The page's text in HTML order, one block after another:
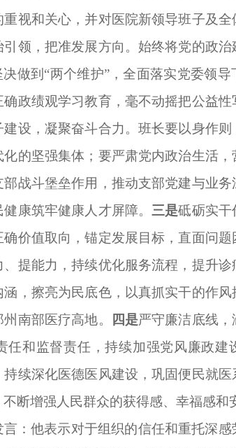
视和关心，并对医院新领导班子及全
引领，把准发展方向。始终将党的政
决做到“两个维护”，全面落实党委领导
政绩观学习教育，毫不动摇把公益
建设，凝聚奋斗合力。班长要以身作
的坚强集体；要严肃党内政治生活
战斗堡垒作用，推动支部党建与业
康筑牢健康人才屏障。 三是砥砺实干
价值取向，锚定发展目标，直面问
提能力，持续优化服务流程，提升
，擦亮为民底色，以真抓实干的作
南部医疗高地。
四是严守廉洁底线，
任和监督责任，持续加强党风廉政建
续深化医德医风建设，巩固便民就
断增强人民群众的获得感、幸福感和
：他表示对于组织的信任和重托深感